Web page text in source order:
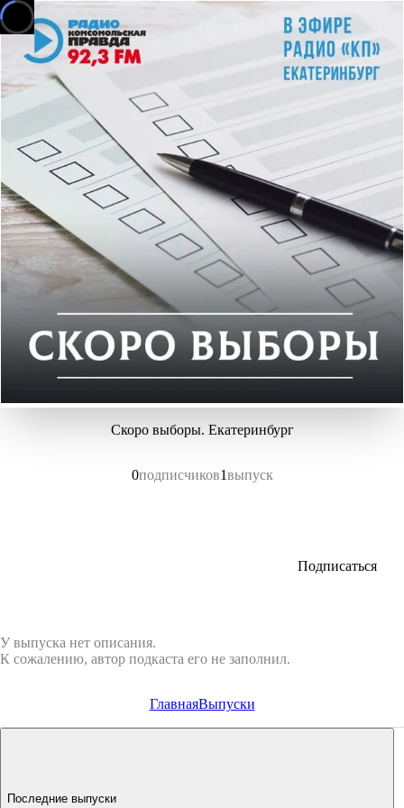
Скоро выборы. Екатеринбург
0подписчиков1выпуск
Подписаться
У выпуска нет описания.
К сожалению, автор подкаста его не заполнил.
ГлавнаяВыпуски
Последние выпуски